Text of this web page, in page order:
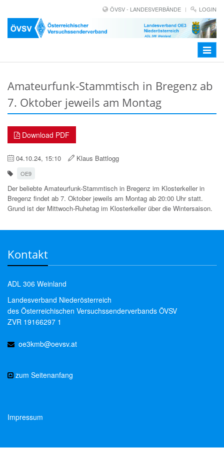
ÖVSV - LANDESVERBÄNDE LOGIN
Toggle
Amateurfunk-Stammtisch in Bregenz ab
7. Oktober jeweils am Montag
Download PDF
04.10.24, 15:10 Klaus Battlogg
OE9
Der beliebte Amateurfunk-Stammtisch in Bregenz im Klosterkeller in
Bregenz findet ab 7. Oktober jeweils am Montag ab 20:00 Uhr statt.
Grund ist der Mittwoch-Ruhetag im Klosterkeller über die Wintersaison.
Kontakt
ADL 306 Weinland
Landesverband Niederösterreich
des Österreichischen Versuchssenderverbands ÖVSV
ZVR 19166297 1
oe3kmb@oevsv.at
zum Seitenanfang
Impressum